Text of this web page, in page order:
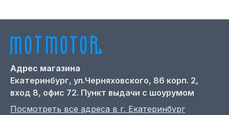
Адрес магазина
Екатеринбург, ул.Черняховского, 86 корп. 2,
вход 8, офис 72. Пункт выдачи с шоурумом
Посмотреть все адреса в г. Екатеринбург